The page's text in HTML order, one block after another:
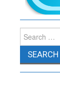
Search for: